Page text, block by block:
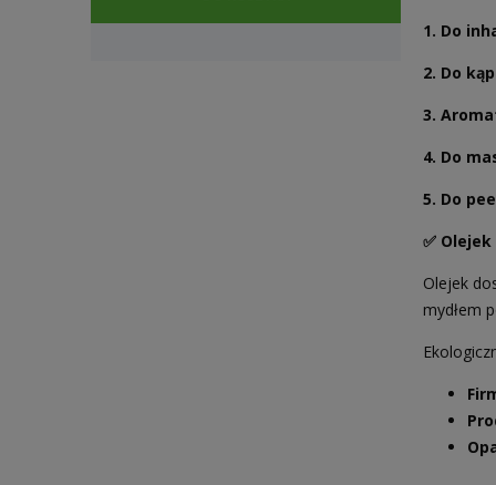
1. Do
2. Do
3. A
4. Do
5. Do
✅
Olejek
mydłem